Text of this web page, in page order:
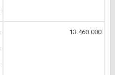
13.460.000